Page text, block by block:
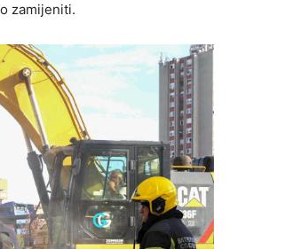
zamijeniti.